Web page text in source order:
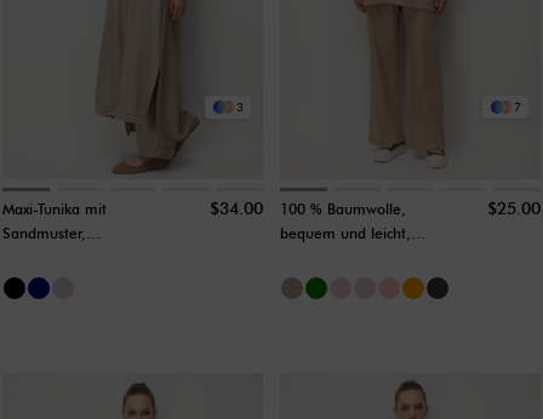
3
Maxi-Tunika mit
Sandmuster,
und Aller-
$34.00
7
100 % Baumwolle,
bequem und leicht,
Clutch, Sweet-Mink
$25.00